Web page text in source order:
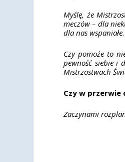
Myślę, że
meczów – dla
dla nas wspaniałe.
Czy pomoże to
pewność siebie i
Mistrzostwach
Czy w przerwie
Zaczynami